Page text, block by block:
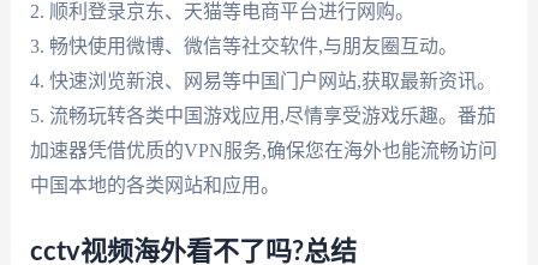
2. 顺利登录京东、天猫等电商平台进行网购。
3. 畅快使用微博、微信等社交软件,与朋友圈互动。
4. 快速浏览新浪、网易等中国门户网站,获取最新资讯。
5. 流畅玩转各类中国游戏应用,尽情享受游戏乐趣。番茄
加速器凭借优质的VPN服务,确保您在海外也能流畅访问
中国本地的各类网站和应用。
cctv视频海外看不了吗?总结